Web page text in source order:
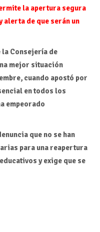
la apertura segura
alerta de que serán un
Consejería de
mejor situación
cuando apostó por
en todos los
empeorado
que no se han
para una reapertura
y exige que se